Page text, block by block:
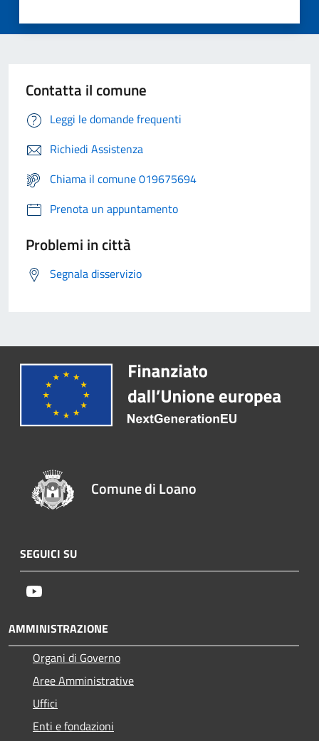
Contatta il comune
Leggi le domande frequenti
Richiedi Assistenza
Chiama il comune 019675694
Prenota un appuntamento
Problemi in città
Segnala disservizio
Comune di Loano
SEGUICI SU
AMMINISTRAZIONE
Organi di Governo
Aree Amministrative
Uffici
Enti e fondazioni